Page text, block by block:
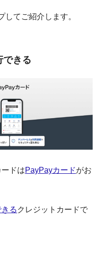
してご紹介します。
できる
ドはPayPayカードがお
る クレジットカードで